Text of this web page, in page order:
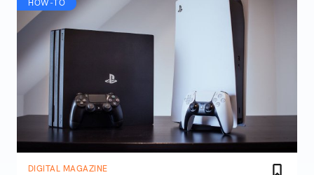
HOW-TO
DIGITAL MAGAZINE